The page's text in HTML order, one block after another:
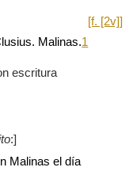
[f. [2v]]
Malinas.1
escritura
:]
Malinas el día